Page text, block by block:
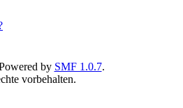
by SMF 1.0.7.
vorbehalten.